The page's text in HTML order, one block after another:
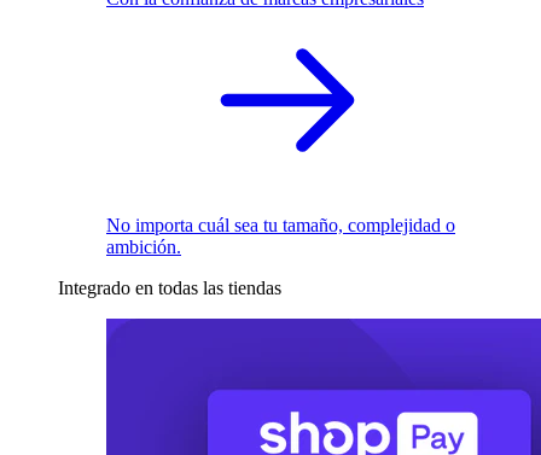
No importa cuál sea tu tamaño, complejidad o
ambición.
Integrado en todas las tiendas